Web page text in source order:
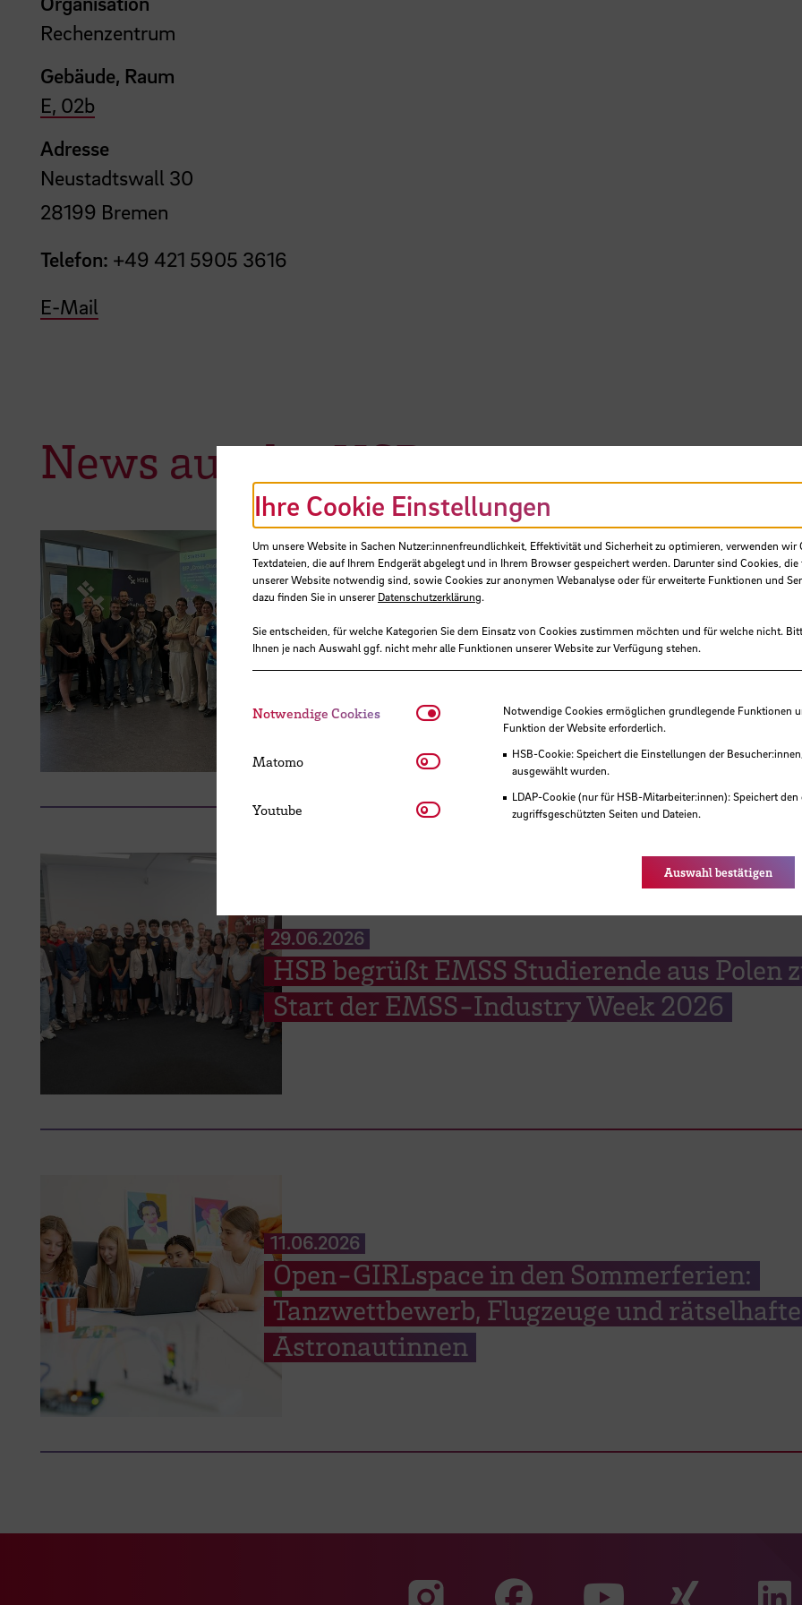
Rechenzentrum
Gebäude, Raum
E, 02b
Adresse
Neustadtswall 30
28199 Bremen
Telefon: +49 421 5905 3616
E-Mail
News aus der HSB
15.07.2026
Europäische Perspektiven für
STARS EU BIP zu „Cross-Disciplinary
Solving“
29.06.2026
HSB begrüßt EMSS Studierende aus Polen
Start der EMSS-Industry Week 2026
11.06.2026
Open-GIRLspace in den Sommerferien:
Tanzwettbewerb, Flugzeuge und rätselhafte
Astronautinnen
Zu unserer Zu
Ihre Cookie Einstellungen
Um unsere Website in Sachen Nutzer:innenfreundlichkeit, Effektivität und Sicherheit zu optimieren, verwenden wir
Textdateien, die auf Ihrem Endgerät abgelegt und in Ihrem Browser gespeichert werden. Darunter sind Cookies,
unserer Website notwendig sind, sowie Cookies zur anonymen Webanalyse oder für erweiterte Funktionen und
dazu finden Sie in unsererDatenschutzerklärung.
Sie entscheiden, für welche Kategorien Sie dem Einsatz von Cookies zustimmen möchten und für welche nicht.
Ihnen je nach Auswahl ggf. nicht mehr alle Funktionen unserer Website zur Verfügung stehen.
Notwendige Cookies Notwendige CookiesNotwendige Cookies ermöglichen grundlegende Funktionen
Funktion der Website erforderlich.
HSB-Cookie: Speichert die Einstellungen der
ausgewählt wurden.
LDAP-Cookie (nur für HSB-Mitarbeiter:innen): Speichert
zugriffsgeschützten Seiten und Dateien.
Matomo Matomo
Youtube Youtube
Auswahl bestätigen